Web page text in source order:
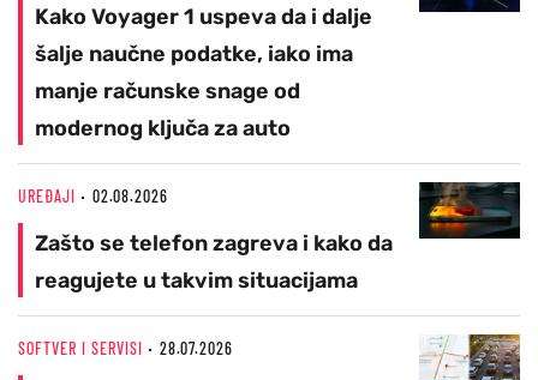
Kako Voyager 1 uspeva da i dalje
šalje naučne podatke, iako ima
manje računske snage od
modernog ključa za auto
UREĐAJI 02.08.2026
Zašto se telefon zagreva i kako da
reagujete u takvim situacijama
SOFTVER I SERVISI 28.07.2026